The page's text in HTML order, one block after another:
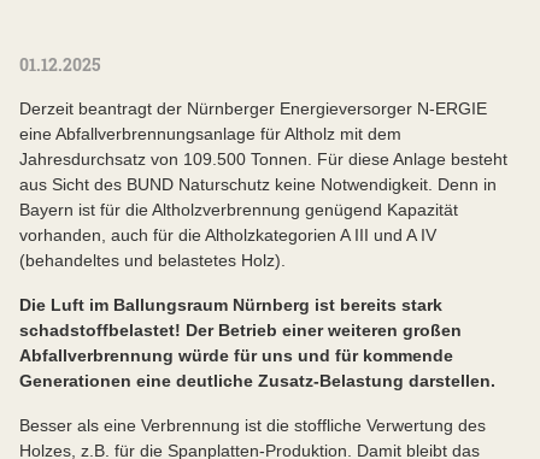
01.12.2025
Derzeit beantragt der Nürnberger Energieversorger N-ERGIE
eine Abfallverbrennungsanlage für Altholz mit dem
Jahresdurchsatz von 109.500 Tonnen. Für diese Anlage besteht
aus Sicht des BUND Naturschutz keine Notwendigkeit. Denn in
Bayern ist für die Altholzverbrennung genügend Kapazität
vorhanden, auch für die Altholzkategorien A III und A IV
(behandeltes und belastetes Holz).
Die Luft im Ballungsraum Nürnberg ist bereits stark
schadstoffbelastet! Der Betrieb einer weiteren großen
Abfallverbrennung würde für uns und für kommende
Generationen eine deutliche Zusatz-Belastung darstellen.
Besser als eine Verbrennung ist die stoffliche Verwertung des
Holzes, z.B. für die Spanplatten-Produktion. Damit bleibt das